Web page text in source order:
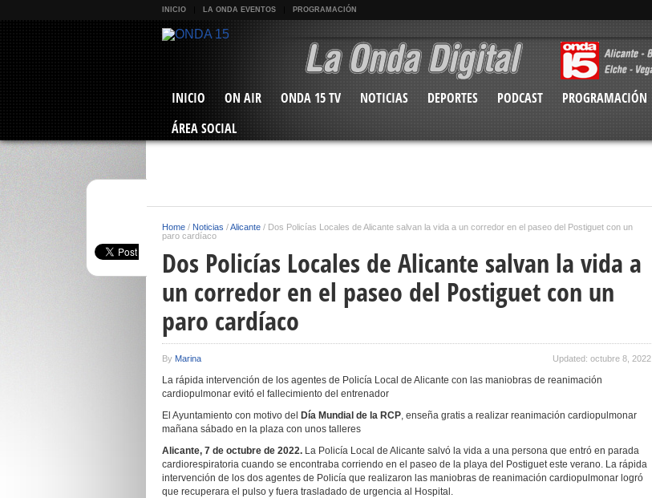
INICIO LA ONDA EVENTOS PROGRAMACIÓN
INICIO ON AIR ONDA 15 TV NOTICIAS DEPORTES PODCAST PROGRAMACIÓN
ÁREA SOCIAL
Home / Noticias /Alicante / Dos Policías Locales de Alicante salvan la vida a un corredor en el paseo del Postiguet con un
paro cardíaco
Dos Policías Locales de Alicante salvan la vida a
un corredor en el paseo del Postiguet con un
paro cardíaco
By Marina Updated: octubre 8, 2022
La rápida intervención de los agentes de Policía Local de Alicante con las maniobras de reanimación
cardiopulmonar evitó el fallecimiento del entrenador
El Ayuntamiento con motivo del
Día Mundial de la RCP, enseña gratis a realizar reanimación cardiopulmonar
mañana sábado en la plaza con unos talleres
Alicante, 7 de octubre de 2022. La Policía Local de Alicante salvó la vida a una persona que entró en parada
cardiorespiratoria cuando se encontraba corriendo en el paseo de la playa del Postiguet este verano. La rápida
intervención de los dos agentes de Policía que realizaron las maniobras de reanimación cardiopulmonar logró
que recuperara el pulso y fuera trasladado de urgencia al Hospital.